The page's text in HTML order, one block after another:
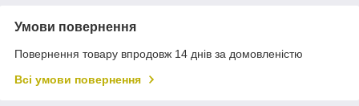
Умови повернення
Повернення товару впродовж 14 днів за домовленістю
Всі умови повернення